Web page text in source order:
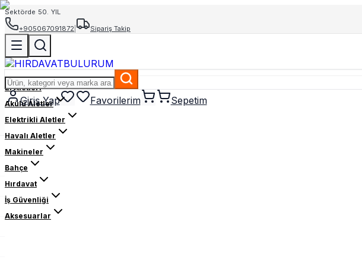
Sektörde 50. YIL
+905067091872
Sipariş Takip
Giriş Yap Favorilerim Sepetim
El Aletleri
Akülü Aletler
Elektrikli Aletler
Havalı Aletler
Makineler
Bahçe
Hırdavat
İş Güvenliği
Aksesuarlar